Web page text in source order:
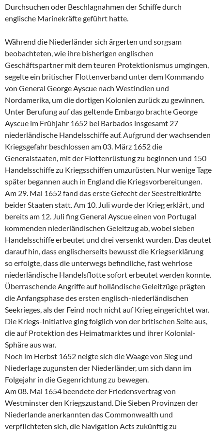
Durchsuchen oder Beschlagnahmen der Schiffe durch
englische Marinekräfte geführt hatte.
Während die Niederländer sich ärgerten und sorgsam
beobachteten, wie ihre bisherigen englischen
Geschäftspartner mit dem teuren Protektionismus umgingen,
segelte ein britischer Flottenverband unter dem Kommando
von General George Ayscue nach Westindien und
Nordamerika, um die dortigen Kolonien zurück zu gewinnen.
Unter Berufung auf das geltende Embargo brachte George
Ayscue im Frühjahr 1652 bei Barbados insgesamt 27
niederländische Handelsschiffe auf. Aufgrund der wachsenden
Kriegsgefahr beschlossen am 03. März 1652 die
Generalstaaten, mit der Flottenrüstung zu beginnen und 150
Handelsschiffe zu Kriegsschiffen umzurüsten. Nur wenige Tage
später begannen auch in England die Kriegsvorbereitungen.
Am 29. Mai 1652 fand das erste Gefecht der Seestreitkräfte
beider Staaten statt. Am 10. Juli wurde der Krieg erklärt, und
bereits am 12. Juli fing General Ayscue einen von Portugal
kommenden niederländischen Geleitzug ab, wobei sieben
Handelsschiffe erbeutet und drei versenkt wurden. Das deutet
darauf hin, dass englischerseits bewusst die Kriegserklärung
so erfolgte, dass die unterwegs befindliche, fast wehrlose
niederländische Handelsflotte sofort erbeutet werden konnte.
Überraschende Angriffe auf holländische Geleitzüge prägten
die Anfangsphase des ersten englisch-niederländischen
Seekrieges, als der Feind noch nicht auf Krieg eingerichtet war.
Die Kriegs-Initiative ging folglich von der britischen Seite aus,
die auf Protektion des Heimatmarktes und ihrer Kolonial-
Sphäre aus war.
Noch im Herbst 1652 neigte sich die Waage von Sieg und
Niederlage zugunsten der Niederländer, um sich dann im
Folgejahr in die Gegenrichtung zu bewegen.
Am 08. Mai 1654 beendete der Friedensvertrag von
Westminster den Kriegszustand. Die Sieben Provinzen der
Niederlande anerkannten das Commonwealth und
verpflichteten sich, die Navigation Acts zukünftig zu